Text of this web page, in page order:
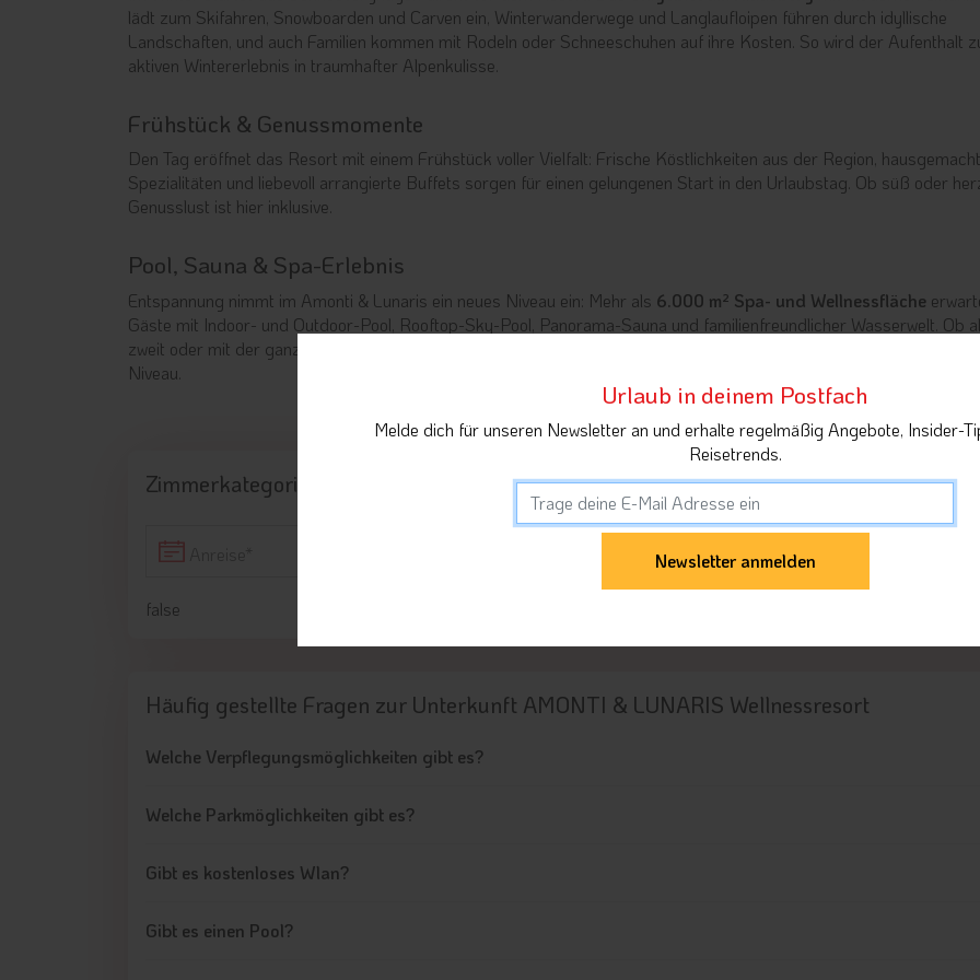
lädt zum Skifahren, Snowboarden und Carven ein, Winterwanderwege und Langlaufloipen führen durch idyllische
Landschaften, und auch Familien kommen mit Rodeln oder Schneeschuhen auf ihre Kosten. So wird der Aufenthalt
aktiven Wintererlebnis in traumhafter Alpenkulisse.
Frühstück & Genussmomente
Den Tag eröffnet das Resort mit einem Frühstück voller Vielfalt: Frische Köstlichkeiten aus der Region,
Spezialitäten und liebevoll arrangierte Buffets sorgen für einen gelungenen Start in den Urlaubstag. Ob süß oder
Genusslust ist hier inklusive.
Pool, Sauna & Spa-Erlebnis
Entspannung nimmt im Amonti & Lunaris ein neues Niveau ein: Mehr als 6.000 m² Spa- und Wellnessfläche
Gäste mit Indoor- und Outdoor-Pool, Rooftop-Sky-Pool, Panorama-Sauna und familienfreundlicher Wasserwelt. Ob
zweit oder mit der ganzen Familie – neue Räume für Ruhe, Regeneration und Erholung bieten Rückzug auf höchstem
Niveau.
Zimmerkategorie
Abreise
false
Häufig gestellte Fragen zur Unterkunft AMONTI & LUNARIS Wellnessresort
Welche Verpflegungsmöglichkeiten gibt es?
Welche Parkmöglichkeiten gibt es?
Gibt es kostenloses Wlan?
Gibt es einen Pool?
Urlaub in deinem Postfach
Melde dich für unseren Newsletter an und erhalte regelmäßig Angebote, Insider-
Reisetrends.